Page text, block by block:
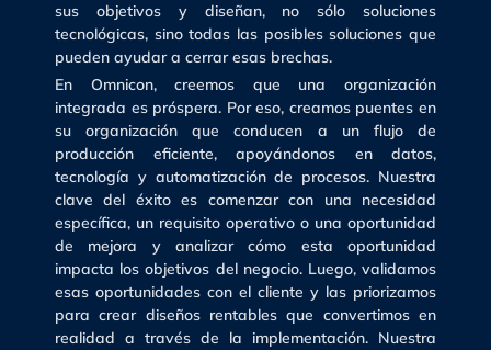
sus objetivos y diseñan, no sólo soluciones
tecnológicas, sino todas las posibles soluciones que
pueden ayudar a cerrar esas brechas.
En Omnicon, creemos que una organización
integrada es próspera. Por eso, creamos puentes en
su organización que conducen a un flujo de
producción eficiente, apoyándonos en datos,
tecnología y automatización de procesos. Nuestra
clave del éxito es comenzar con una necesidad
específica, un requisito operativo o una oportunidad
de mejora y analizar cómo esta oportunidad
impacta los objetivos del negocio. Luego, validamos
esas oportunidades con el cliente y las priorizamos
para crear diseños rentables que convertimos en
realidad a través de la implementación. Nuestra